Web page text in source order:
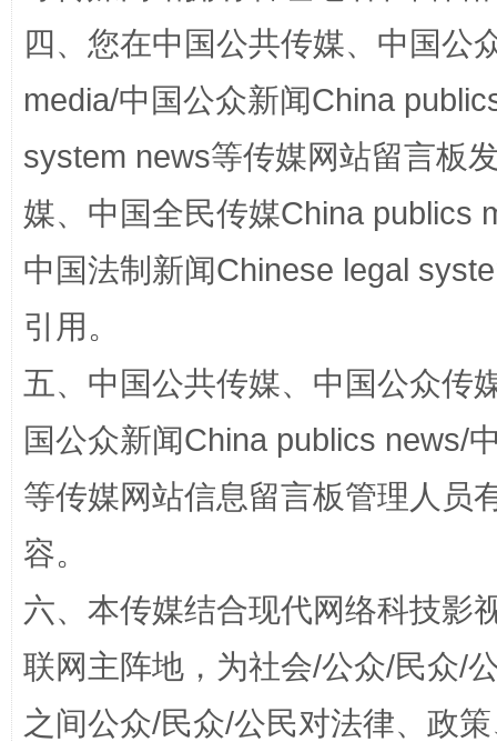
漫山遍野的桃花与雪山、麦地、白藏房 除
四、您在中国公共传媒、中国公
media/中国公众新闻China
system news等传媒网站留言板
媒、中国全民传媒China publics
中国法制新闻Chinese legal
引用。
五、中国公共传媒、中国公众传
国公众新闻China publics news/
等传媒网站信息留言板管理人员
容。
六、本传媒结合现代网络科技影
联网主阵地，为社会/公众/民众/
之间公众/民众/公民对法律、政